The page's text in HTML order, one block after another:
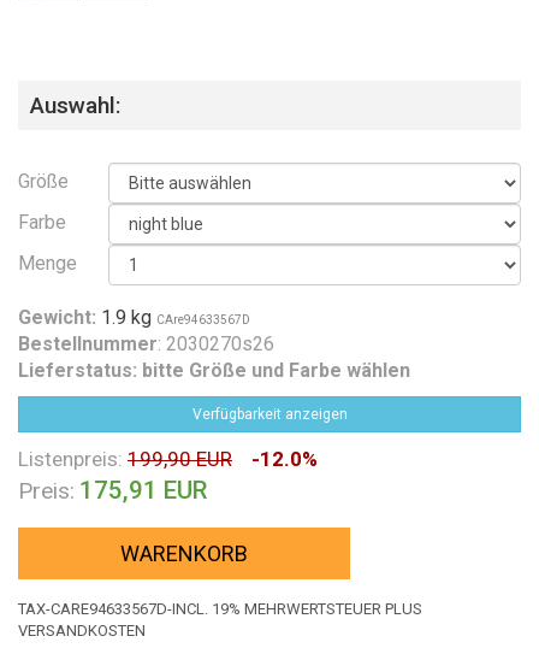
Auswahl:
Größe
Farbe
Menge
Gewicht: 1.9 kg CAre94633567D
Bestellnummer: 2030270s26
Lieferstatus: bitte Größe und Farbe wählen
Verfügbarkeit anzeigen
Listenpreis: 199,90 EUR -12.0%
Preis: 175,91 EUR
WARENKORB
TAX-CARE94633567D-INCL. 19% MEHRWERTSTEUER PLUS
VERSANDKOSTEN